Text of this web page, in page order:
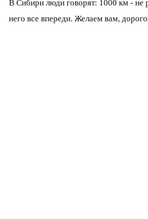
В Сибири люди говорят: 1000 км - не
него все впереди. Желаем вам,